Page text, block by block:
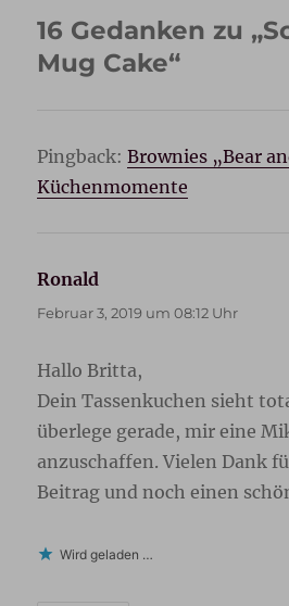
16 Gedanken zu
Mug Cake“
Pingback:Brownies „Bear
Küchenmomente
Ronald
Februar 3, 2019 um 08:12 Uhr
Hallo Britta,
Dein Tassenkuchen sieht
überlege gerade, mir eine
anzuschaffen. Vielen Dank
Beitrag und noch einen
Wird geladen …